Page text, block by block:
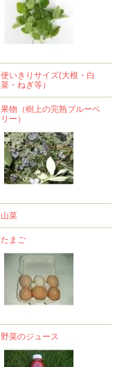
使いきりサイズ(大根・白
菜・ねぎ等）
果物（樹上の完熟ブルーベ
リー）
山菜
たまご
野菜のジュース